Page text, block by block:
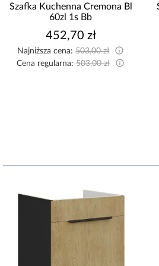
Szafka Kuchenna Cremona Bl
60zl 1s Bb
452,70 zł
Najniższa cena:503,00 zł
Cena regularna:503,00 zł